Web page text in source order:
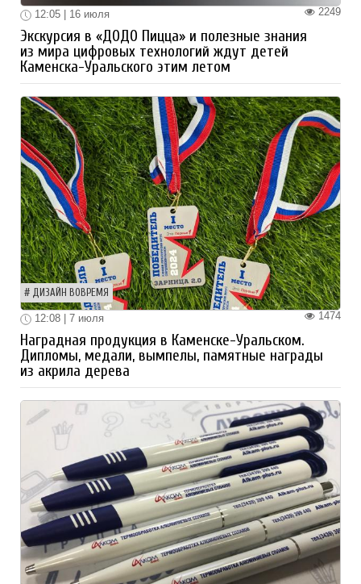
2249
12:05 | 16 июля
Экскурсия в «ДОДО Пицца» и полезные знания
из мира цифровых технологий ждут детей
Каменска-Уральского этим летом
ДИЗАЙН ВОВРЕМЯ
1474
12:08 | 7 июля
Наградная продукция в Каменске-Уральском.
Дипломы, медали, вымпелы, памятные награды
из акрила дерева